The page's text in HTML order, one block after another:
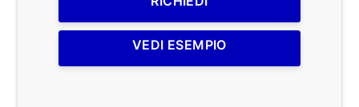
VEDI ESEMPIO